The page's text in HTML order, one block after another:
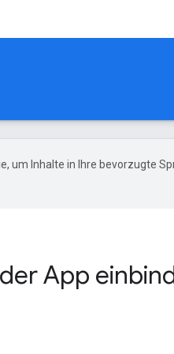
um Inhalte in Ihre bevorzugte
App